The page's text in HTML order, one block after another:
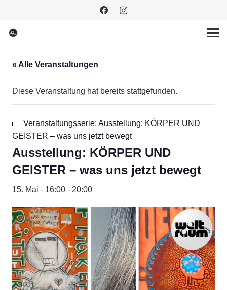
« Alle Veranstaltungen
Diese Veranstaltung hat bereits stattgefunden.
Veranstaltungsserie: Ausstellung: KÖRPER UND
GEISTER – was uns jetzt bewegt
Ausstellung: KÖRPER UND
GEISTER – was uns jetzt bewegt
15. Mai - 16:00 - 20:00